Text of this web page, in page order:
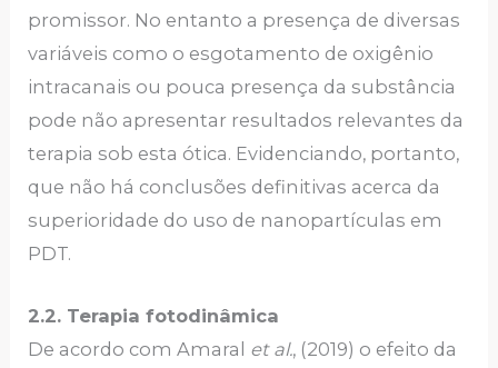
promissor. No entanto a presença de diversas
variáveis como o esgotamento de oxigênio
intracanais ou pouca presença da substância
pode não apresentar resultados relevantes da
terapia sob esta ótica. Evidenciando, portanto,
que não há conclusões definitivas acerca da
superioridade do uso de nanopartículas em
PDT.
2.2. Terapia fotodinâmica
De acordo com Amaral et al., (2019) o efeito da